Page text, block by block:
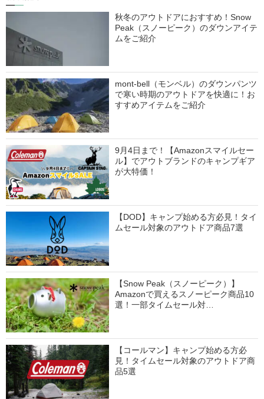
秋冬のアウトドアにおすすめ！Snow
Peak（スノーピーク）のダウンアイテ
ムをご紹介
mont-bell（モンベル）のダウンパンツ
で寒い時期のアウトドアを快適に！お
すすめアイテムをご紹介
9月4日まで！【Amazonスマイルセー
ル】でアウトブランドのキャンプギア
が大特価！
【DOD】キャンプ始める方必見！タイ
ムセール対象のアウトドア商品7選
【Snow Peak（スノーピーク）】
Amazonで買えるスノーピーク商品10
選！一部タイムセール対…
【コールマン】キャンプ始める方必
見！タイムセール対象のアウトドア商
品5選